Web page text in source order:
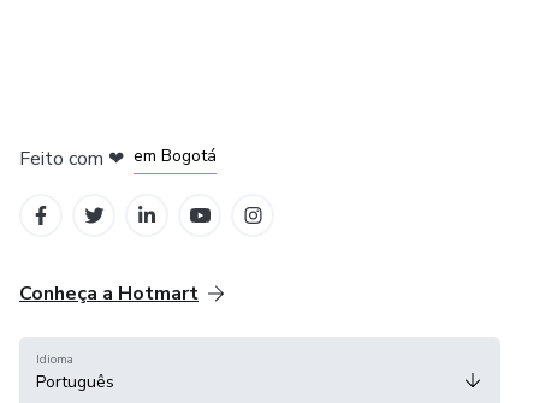
Feito com ❤ em Bogotá
Conheça a Hotmart
Idioma
Português